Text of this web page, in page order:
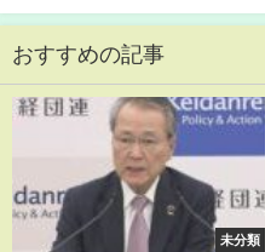
おすすめの記事
未分類